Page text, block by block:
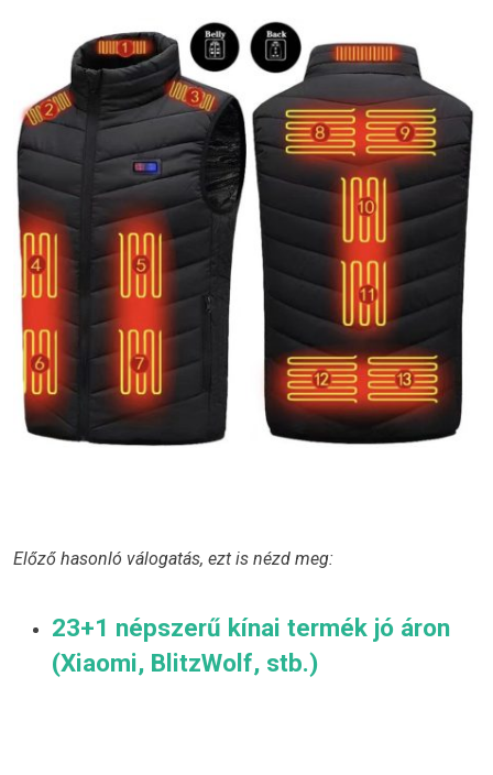
Előző hasonló válogatás, ezt is nézd meg:
23+1 népszerű kínai termék jó áron
(Xiaomi, BlitzWolf, stb.)